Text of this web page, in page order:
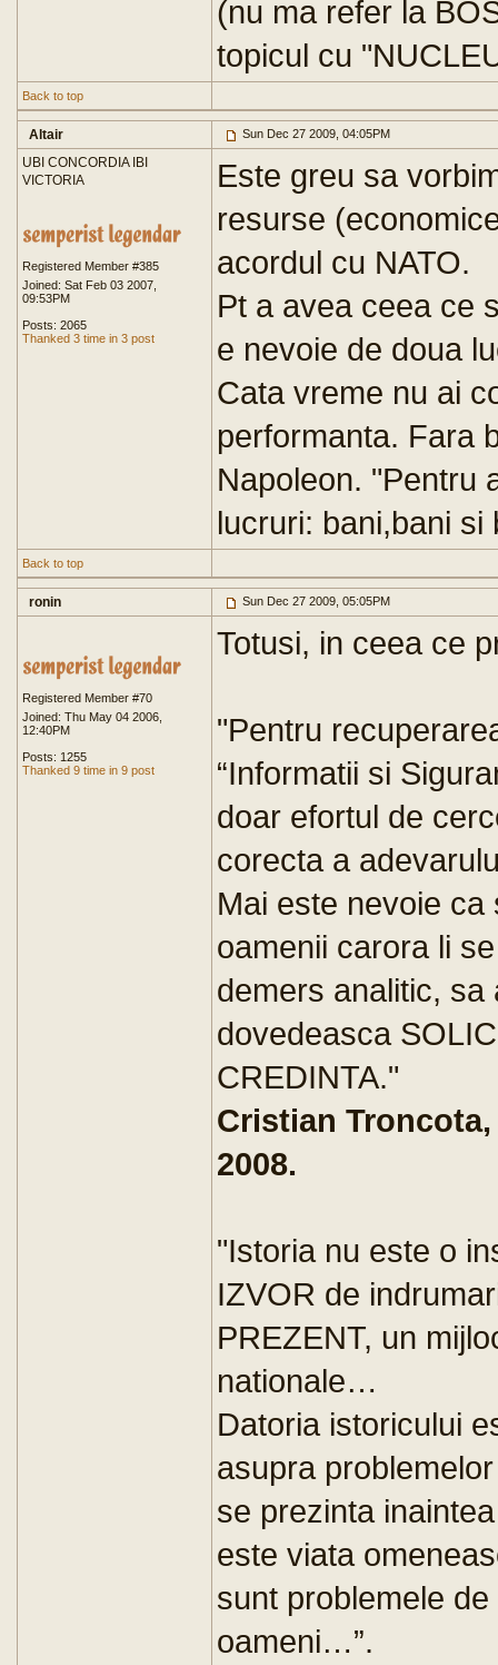
(nu ma refer la
topicul cu
Back to top
Altair Sun Dec 27 2009, 04:05PM
UBI CONCORDIA IBI
VICTORIA
Registered Member #385
Joined: Sat Feb 03 2007,
09:53PM
Posts: 2065
Thanked 3 time in 3 post
Este greu sa
resurse
acordul cu NATO.
Pt a avea ceea ce
e nevoie de doua
Cata vreme nu ai
performanta. Fara
Napoleon. "Pentru
lucruri: bani,bani si
Back to top
ronin Sun Dec 27 2009, 05:05PM
Registered Member #70
Joined: Thu May 04 2006,
12:40PM
Posts: 1255
Thanked 9 time in 9 post
Totusi, in ceea ce
"Pentru
“Informatii si
doar efortul de
corecta a
Mai este nevoie
oamenii carora li
demers analitic,
dovedeasca
CREDINTA."
Cristian
2008.
"Istoria nu este o
IZVOR de
PREZENT, un
nationale…
Datoria istoricului
asupra
se prezinta
este viata
sunt problemele
oameni…”.